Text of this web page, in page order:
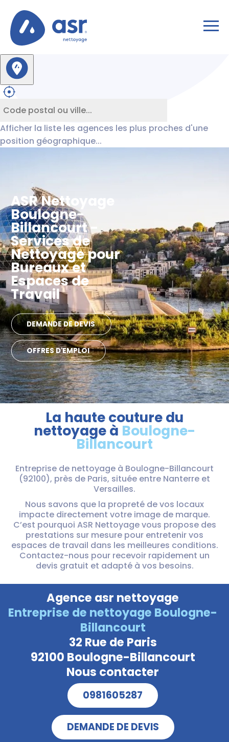
Afficher la liste les agences les plus proches d'une
position géographique...
ASR Nettoyage
Boulogne-
Billancourt -
Services de
Nettoyage pour
Bureaux et
Espaces de
Travail
DEMANDE DE DEVIS
OFFRES D'EMPLOI
La haute couture du
nettoyage à Boulogne-
Billancourt
Entreprise de nettoyage à Boulogne-Billancourt
(92100), près de Paris, située entre Nanterre et
Versailles.
Nous savons que la propreté de vos locaux
impacte directement votre image de marque.
C’est pourquoi ASR Nettoyage vous propose des
prestations sur mesure pour entretenir vos
espaces de travail dans les meilleures conditions.
Contactez-nous pour recevoir rapidement un
devis gratuit et adapté à vos besoins.
Agence asr nettoyage
Entreprise de nettoyage Boulogne-
Billancourt
32 Rue de Paris
92100 Boulogne-Billancourt
Nous contacter
0981605287
DEMANDE DE DEVIS